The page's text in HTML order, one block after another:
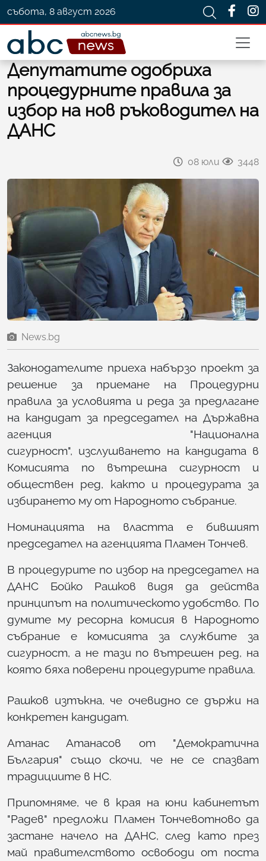
събота, 8 август 2026
Депутатите одобриха
процедурните правила за
избор на нов ръководител на
ДАНС
08 юли 3448
News.bg
Законодателите приеха набързо проект за
решение за приемане на Процедурни
правила за условията и реда за предлагане
на кандидат за председател на Държавна
агенция "Национална
сигурност", изслушването на кандидата в
Комисията по вътрешна сигурност и
обществен ред, както и процедурата за
избирането му от Народното събрание.
Номинацията на властта е бившият
председател на агенцията Пламен Тончев.
В процедурите по избор на председател на
ДАНС Бойко Рашков видя да действа
принципът на политическото удобство. По
думите му ресорна комисия в Народното
събрание е комисията за службите за
сигурност, а не тази по вътрешен ред, на
която бяха поверени процедурите правила.
Рашков изтъкна, че очевидно се държи на
конкретен кандидат.
Атанас Атанасов от "Демократична
България" също скочи, че не се спазват
традициите в НС.
Припомняме, че в края на юни кабинетът
"Радев" предложи Пламен Тончевотново да
застане начело на ДАНС, след като през
май правителството освободи от поста